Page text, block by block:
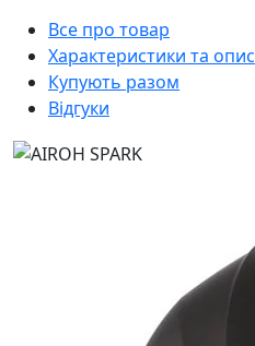
Все про товар
Характеристики та опис
Купують разом
Відгуки